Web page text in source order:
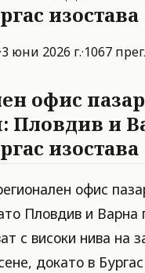
изостава
·3 юни 2026 г.·1067
офис
Пловдив и
изостава
офис
Пловдив и Варна
с високи нива на
докато в